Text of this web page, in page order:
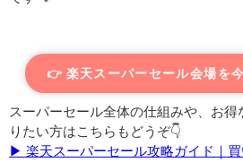
👉️ 楽天スーパーセール会場を
スーパーセール全体の仕組みや、お
りたい方はこちらもどうぞ👇
▶︎ 楽天スーパーセール攻略ガイド｜